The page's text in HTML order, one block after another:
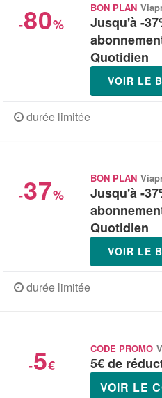
-80%
BON PLAN
Jusqu'à -
Quotidien
VOIR LE
durée limitée
-37%
BON PLAN
Jusqu'à -
Quotidien
VOIR LE
durée limitée
-5€
CODE PROMO
5€ de
VOIR LE